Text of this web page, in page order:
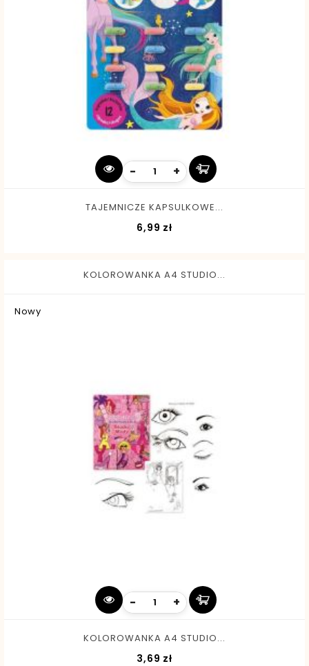
- +
TAJEMNICZE KAPSULKOWE...
6,99 zł
KOLOROWANKA A4 STUDIO...
Nowy
- +
KOLOROWANKA A4 STUDIO...
3,69 zł